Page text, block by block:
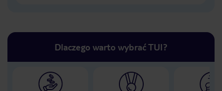
Dlaczego warto wybrać TUI?